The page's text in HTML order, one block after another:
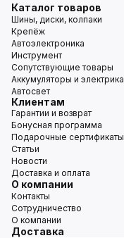
Каталог товаров
Шины, диски, колпаки
Крепёж
Автоэлектроника
Инструмент
Сопутствующие товары
Аккумуляторы и электрика
Автосвет
Клиентам
Гарантии и возврат
Бонусная программа
Подарочные сертификаты
Статьи
Новости
Доставка и оплата
О компании
Контакты
Сотрудничество
О компании
Доставка